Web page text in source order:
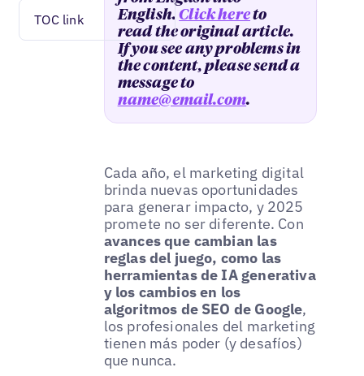
TOC link
English.Click hereto
read the original article.
If you see any problems in
the content, please send a
message to
name@email.com.
Cada año, el marketing digital
brinda nuevas oportunidades
para generar impacto, y 2025
promete no ser diferente. Con
avances que cambian las
reglas del juego, como las
herramientas de IA generativa
y los cambios en los
algoritmos de SEO de Google,
los profesionales del marketing
tienen más poder (y desafíos)
que nunca.